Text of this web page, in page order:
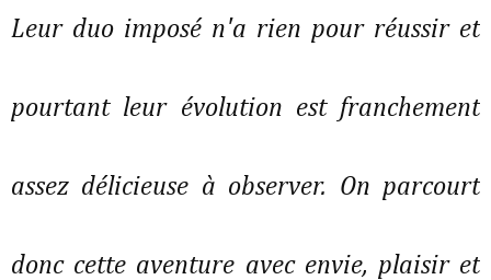
Leur duo imposé n'a rien pour réussir et
pourtant leur évolution est franchement
assez délicieuse à observer. On parcourt
donc cette aventure avec envie, plaisir et